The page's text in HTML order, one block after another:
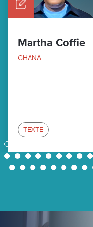
Martha Coffie
GHANA
TEXTE
1
22
23 24 25 26 27 28 29 30
43
44 45 46 47 48 49 50